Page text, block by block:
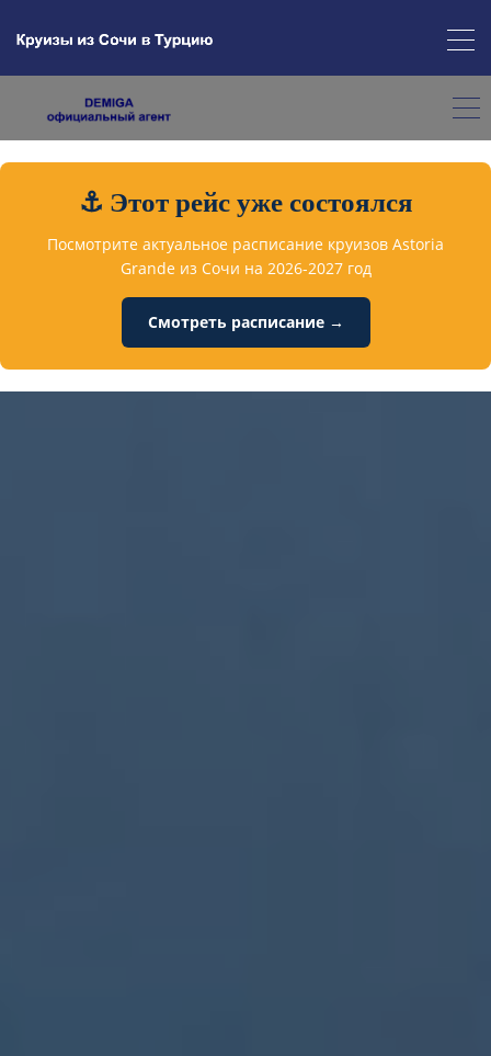
⚓ Этот рейс уже состоялся
Посмотрите актуальное расписание круизов Astoria
Grande из Сочи на 2026-2027 год
Смотреть расписание →